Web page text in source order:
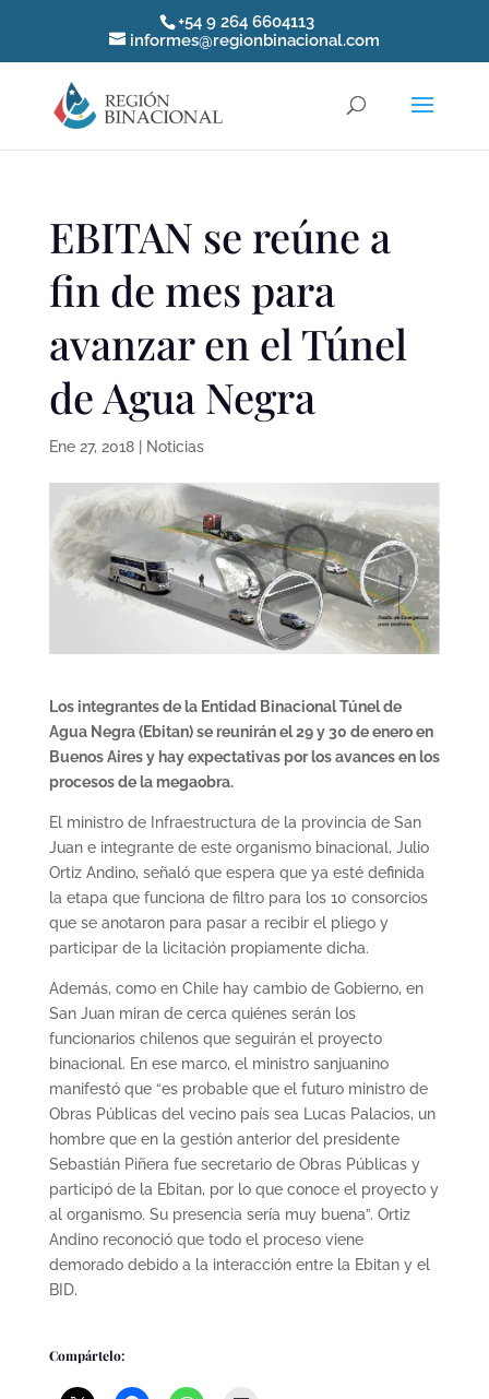
+54 9 264 6604113
informes@regionbinacional.com
EBITAN se reúne a
fin de mes para
avanzar en el Túnel
de Agua Negra
Ene 27, 2018| Noticias
Los integrantes de la Entidad Binacional Túnel de
Agua Negra (Ebitan) se reunirán el 29 y 30 de enero en
Buenos Aires y hay expectativas por los avances en los
procesos de la megaobra.
El ministro de Infraestructura de la provincia de San
Juan e integrante de este organismo binacional, Julio
Ortiz Andino, señaló que espera que ya esté definida
la etapa que funciona de filtro para los 10 consorcios
que se anotaron para pasar a recibir el pliego y
participar de la licitación propiamente dicha.
Además, como en Chile hay cambio de Gobierno, en
San Juan miran de cerca quiénes serán los
funcionarios chilenos que seguirán el proyecto
binacional. En ese marco, el ministro sanjuanino
manifestó que “es probable que el futuro ministro de
Obras Públicas del vecino país sea Lucas Palacios, un
hombre que en la gestión anterior del presidente
Sebastián Piñera fue secretario de Obras Públicas y
participó de la Ebitan, por lo que conoce el proyecto y
al organismo. Su presencia sería muy buena”. Ortiz
Andino reconoció que todo el proceso viene
demorado debido a la interacción entre la Ebitan y el
BID.
Compártelo: